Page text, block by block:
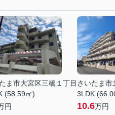
ま市大宮区三橋１丁目
(58.59㎡)
円
さいたま市
3LDK
10.6万円